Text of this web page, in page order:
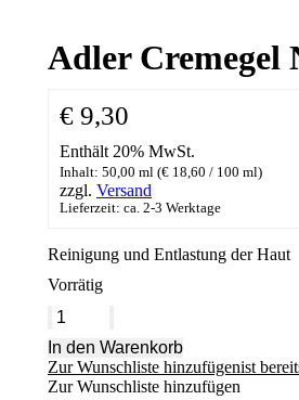
Adler Cremegel
€ 9,30
Enthält 20% MwSt.
Inhalt: 50,00 ml (€ 18,60 / 100 ml)
zzgl. Versand
Lieferzeit: ca. 2-3 Werktage
Reinigung und Entlastung der Haut
Vorrätig
Adler
Nr.
10
Menge
In den Warenkorb
Zur Wunschliste hinzufügenist
Zur Wunschliste hinzufügen